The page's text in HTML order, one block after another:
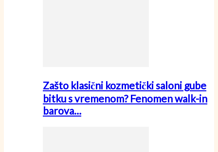
Zašto klasični kozmetički saloni gube
bitku s vremenom? Fenomen walk-in
barova…